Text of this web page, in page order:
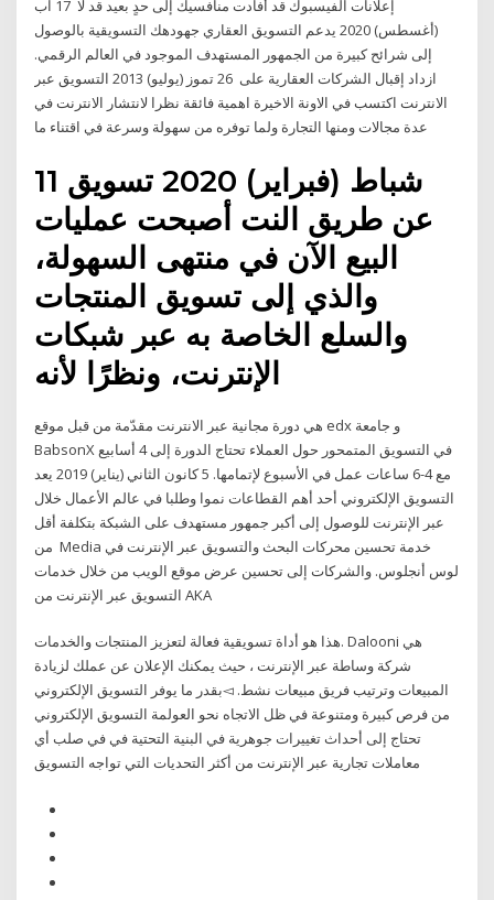
إعلانات الفيسبوك قد أفادت منافسيك إلى حدٍ بعيد قد لا 17 آب
(أغسطس) 2020 يدعم التسويق العقاري جهودهك التسويقية بالوصول
إلى شرائح كبيرة من الجمهور المستهدف الموجود في العالم الرقمي.
ازداد إقبال الشركات العقارية على 26 تموز (يوليو) 2013 التسويق عبر
الانترنت اكتسب في الاونة الاخيرة اهمية فائقة نظرا لانتشار الانترنت في
11 شباط (فبراير) 2020 تسويق
عن طريق النت أصبحت عمليات
البيع الآن في منتهى السهولة،
والذي إلى تسويق المنتجات
والسلع الخاصة به عبر شبكات
هي دورة مجانية عبر الانترنت مقدّمة من قبل موقع edx و جامعة
BabsonX في التسويق المتمحور حول العملاء تحتاج الدورة إلى 4 أسابيع
مع 4-6 ساعات عمل في الأسبوع لإتمامها. 5 كانون الثاني (يناير) 2019 يعد
التسويق الإلكتروني أحد أهم القطاعات نموا وطلبا في عالم الأعمال خلال
عبر الإنترنت للوصول إلى أكبر جمهور مستهدف على الشبكة بتكلفة أقل
من Media خدمة تحسين محركات البحث والتسويق عبر الإنترنت في
لوس أنجلوس. والشركات إلى تحسين عرض موقع الويب من خلال خدمات
التسويق عبر الإنترنت من AKA
هذا هو أداة تسويقية فعالة لتعزيز المنتجات والخدمات. Dalooni هي
شركة وساطة عبر الإنترنت ، حيث يمكنك الإعلان عن عملك لزيادة
المبيعات وترتيب فريق مبيعات نشط. ◅بقدر ما يوفر التسويق الإلكتروني
من فرص كبيرة ومتنوعة في ظل الاتجاه نحو العولمة التسويق الإلكتروني
تحتاج إلى أحداث تغييرات جوهرية في البنية التحتية في في صلب أي